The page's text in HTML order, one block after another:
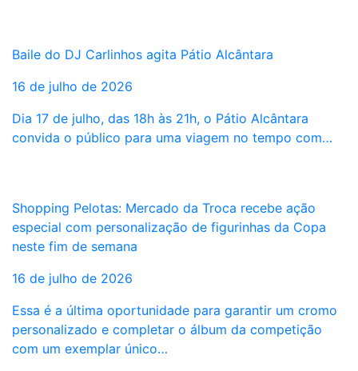
Baile do DJ Carlinhos agita Pátio Alcântara
16 de julho de 2026
Dia 17 de julho, das 18h às 21h, o Pátio Alcântara
convida o público para uma viagem no tempo com…
Shopping Pelotas: Mercado da Troca recebe ação
especial com personalização de figurinhas da Copa
neste fim de semana
16 de julho de 2026
Essa é a última oportunidade para garantir um cromo
personalizado e completar o álbum da competição
com um exemplar único…